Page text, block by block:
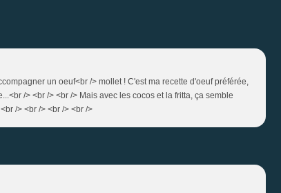
un oeuf<br /> mollet ! C'est ma recette d'oeuf préférée,
/> <br /> <br /> Mais avec les cocos et la fritta, ça semble
/> <br /> <br /> <br />